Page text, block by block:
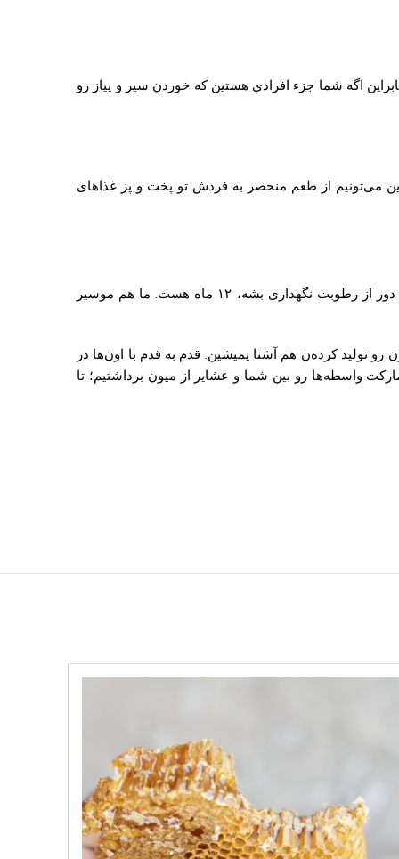
اگه شما جزء افرادی هستین که خوردن سیر و پیاز رو
می‌تونیم از طعم منحصر به فردش تو پخت و پز غذاهای
با خرید پر موسیر کوهی از نومد مارکت، می‌تونین مطمئن باشین گیاه تازه رو خریداری می‌کنین. زمان ماندگاری این گیاه هم اگه به دور از رطوبت نگهداری بشه، ۱۲ ماه هست. ما هم موسیر
تولید کرده‌ن هم آشنا یمیشین. قدم به قدم با اون‌ها در
واسطه‌ها رو بین شما و عشایر از میون برداشتیم؛ تا